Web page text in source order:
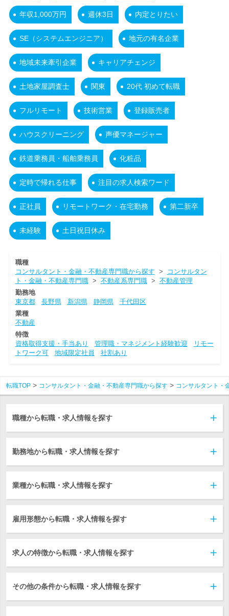
年収1,000万円 週休3日 内定とりたい
SE（システムエンジニア） 地元の有名企業
地域未来牽引企業 キャリアチェンジ
土地家屋調査士 関東 20代 初めて転職
フルリモート 技術営業 登録販売者
ハウスクリーニング 声優マネージャー
鉄道乗務員・船舶乗務員 化粧品
定時で帰れる仕事 注目の求人検索ワード
正社員 リモートワーク・在宅勤務 第二新卒
未経験 土日祝日休み
職種
コンサルタント・金融・不動産専門職から探す >
コンサルタン
ト・金融・不動産専門職> 不動産系専門職> 不動産管理
勤務地
東京都
長野県 新潟県 静岡県
千代田区
業種
不動産
特徴
資格取得支援・手当あり
管理職・マネジメント経験歓迎
リモー
トワーク可
地域限定社員 社割あり
転職TOP コンサルタント・金融・不動産専門職から探す コンサルタント・
職種から転職・求人情報を探す
勤務地から転職・求人情報を探す
業種から転職・求人情報を探す
雇用形態から転職・求人情報を探す
求人の特徴から転職・求人情報を探す
その他の条件から転職・求人情報を探す